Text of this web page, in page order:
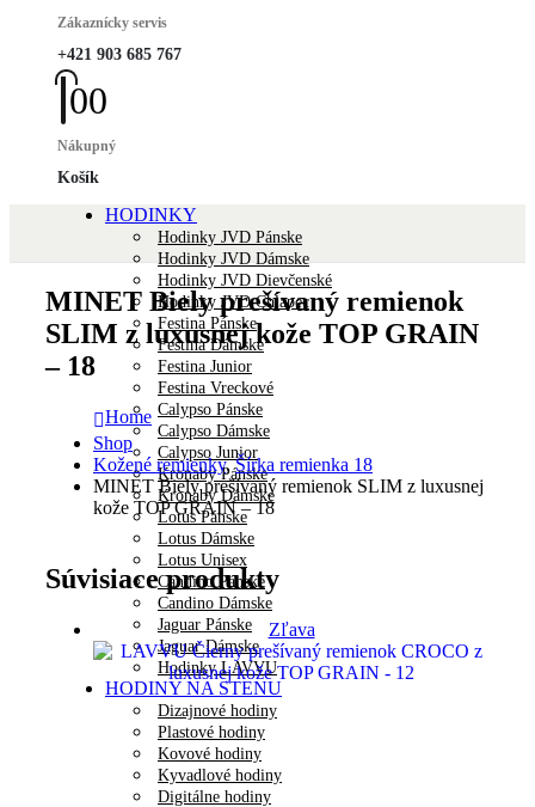
Zákaznícky servis
+421 903 685 767
00
Nákupný
Košík
HODINKY
Hodinky JVD Pánske
Hodinky JVD Dámske
Hodinky JVD Dievčenské
Hodinky JVD Chlapec
Festina Pánske
Festina Dámske
Festina Junior
Festina Vreckové
Calypso Pánske
Calypso Dámske
Calypso Junior
Kronaby Pánske
Kronaby Dámske
Lotus Pánske
Lotus Dámske
Lotus Unisex
Candino Pánske
Candino Dámske
Jaguar Pánske
Jaguar Dámske
Hodinky LAVVU
HODINY NA STENU
Dizajnové hodiny
Plastové hodiny
Kovové hodiny
Kyvadlové hodiny
Digitálne hodiny
MINET Biely prešívaný remienok
SLIM z luxusnej kože TOP GRAIN
– 18
Home
Shop
Kožené remienky,Šírka remienka 18
MINET Biely prešívaný remienok SLIM z luxusnej
kože TOP GRAIN – 18
Súvisiace produkty
Zľava